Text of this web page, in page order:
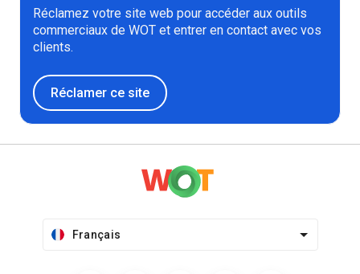
Réclamez votre site web pour accéder aux outils
commerciaux de WOT et entrer en contact avec vos
clients.
Réclamer ce site
Français